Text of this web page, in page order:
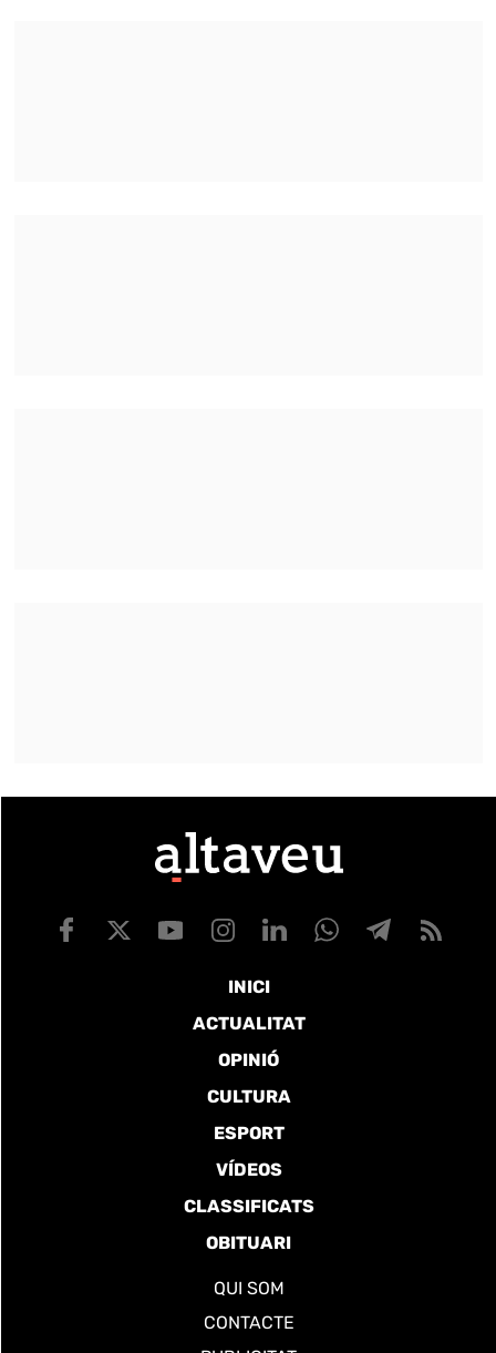
INICI
ACTUALITAT
OPINIÓ
CULTURA
ESPORT
VÍDEOS
CLASSIFICATS
OBITUARI
QUI SOM
CONTACTE